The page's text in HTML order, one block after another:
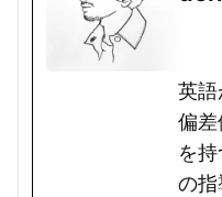
英
偏
を
の